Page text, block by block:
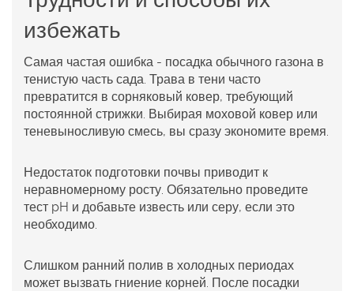
избежать
Самая частая ошибка - посадка обычного газона в
тенистую часть сада. Трава в тени часто
превратится в сорняковый ковер, требующий
постоянной стрижки. Выбирая моховой ковер или
теневыносливую смесь, вы сразу экономите время.
Недостаток подготовки почвы приводит к
неравномерному росту. Обязательно проведите
тест pH и добавьте известь или серу, если это
необходимо.
Слишком ранний полив в холодных периодах
может вызвать гниение корней. После посадки